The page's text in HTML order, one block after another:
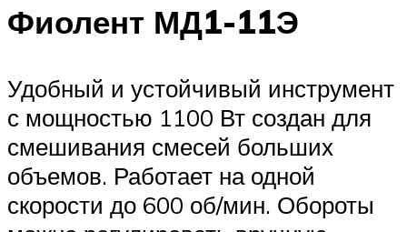
Фиолент МД1-11Э
Удобный и устойчивый инструмент
с мощностью 1100 Вт создан для
смешивания смесей больших
объемов. Работает на одной
скорости до 600 об/мин. Обороты